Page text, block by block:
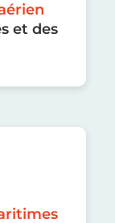
et des